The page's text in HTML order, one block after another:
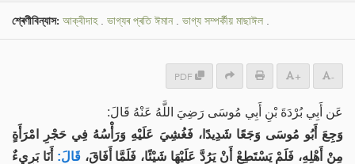
শ্ৰেণীবিন্যাস: আক্বীদাহ. ভাগ্যৰ প্ৰতি ঈমান. ভাগ্য সম্পৰ্কীয় মাছাঈল .
PDF + -
عَن أَبِي بُرْدَةَ بْنِ أَبِي مُوسَى رَضِيَ اللَّهُ عَنْهُ قَالَ:
وَجِعَ أَبُو مُوسَى وَجَعًا شَدِيدًا، فَغُشِيَ عَلَيْهِ وَرَأْسُهُ فِي حَجْرِ امْرَأَةٍ
مِنْ أَهْلِهِ، فَلَمْ يَسْتَطِعْ أَنْ يَرُدَّ عَلَيْهَا شَيْئًا، فَلَمَّا أَفَاقَ، قَالَ: أَنَا بَرِيءٌ